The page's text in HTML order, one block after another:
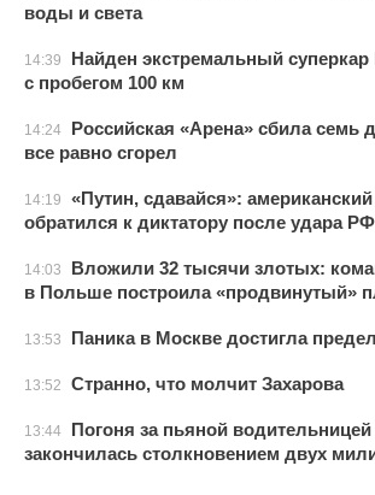
воды и света
14:39
Найден экстремальный суперкар
с пробегом 100 км
14:24
Российская «Арена» сбила семь
все равно сгорел
14:19
«Путин, сдавайся»: американский
обратился к диктатору после удара
14:03
Вложили 32 тысячи злотых:
в Польше построила «продвинутый»
13:53 Паника в Москве достигла
13:52 Странно, что молчит Захарова
13:44
Погоня за пьяной
закончилась столкновением двух